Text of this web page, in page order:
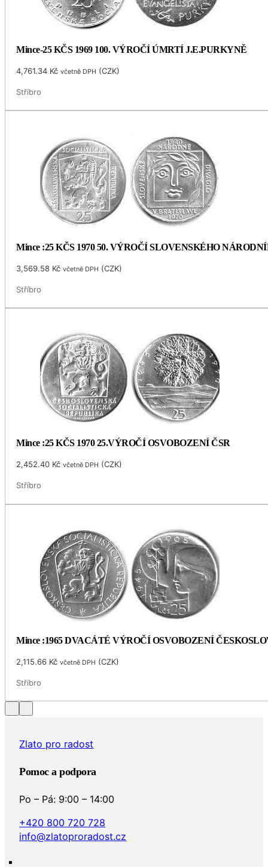
Mince-25 KČS 1969 100. VÝROČÍ ÚMRTÍ J.E.PURKYNĚ
4,761.34 Kč včetně DPH (CZK)
Stříbro
Mince :25 KČS 1970 50. VÝROČÍ SLOVENSKÉHO
3,569.58 Kč včetně DPH (CZK)
Stříbro
Mince :25 KČS 1970 25.VÝROČÍ OSVOBOZENÍ ČSR
2,452.40 Kč včetně DPH (CZK)
Stříbro
Mince :1965 DVACÁTÉ VÝROČÍ OSVOBOZENÍ
2,115.66 Kč včetně DPH (CZK)
Stříbro
Zlato pro radost
Pomoc a podpora
Po – Pá: 9:00 – 14:00
+420 800 720 728
info@zlatoproradost.cz